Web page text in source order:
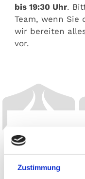
Zustimmung
bis 19:30 Uhr.
Team, wenn Sie
wir bereiten
vor.
Massagen –
für Körper